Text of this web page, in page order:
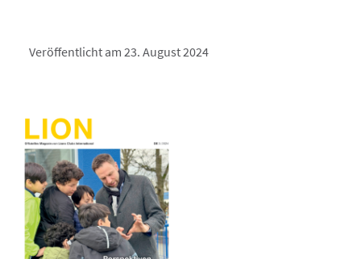
Veröffentlicht am 23. August 2024